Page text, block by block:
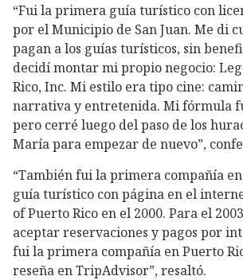
“Fui la primera guía turístico con
por el Municipio de San Juan. Me di
pagan a los guías turísticos, sin
decidí montar mi propio negocio:
Rico, Inc. Mi estilo era tipo cine:
narrativa y entretenida. Mi fórmula
pero cerré luego del paso de los
María para empezar de nuevo”,
“También fui la primera compañía
guía turístico con página en el
of Puerto Rico en el 2000. Para el
aceptar reservaciones y pagos por
fui la primera compañía en Puerto
reseña en TripAdvisor”, resaltó.